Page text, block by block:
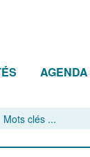
AGENDA